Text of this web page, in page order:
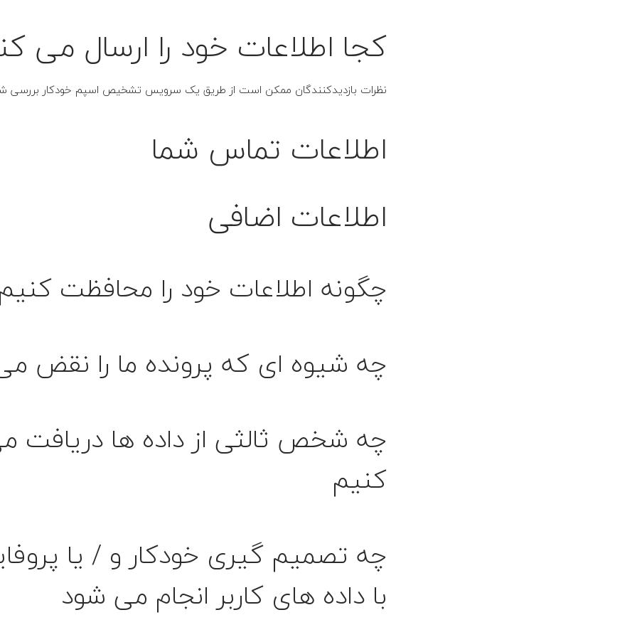
کجا اطلاعات خود را ارسال می
نظرات بازدیدکنندگان ممکن است از طریق یک سرویس تشخیص اسپم خودکار بررسی
اطلاعات تماس شما
اطلاعات اضافی
چگونه اطلاعات خود را محافظت کنیم
چه شیوه ای که پرونده ما را نقض
چه شخص ثالثی از داده ها دریافت
کنیم
چه تصمیم گیری خودکار و / یا
با داده های کاربر انجام می شود